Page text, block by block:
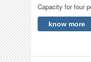
Capacity for four
know more